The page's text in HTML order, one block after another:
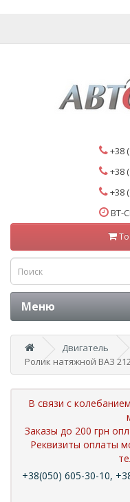
+38
+38
+38
ВТ-
Меню
Двигатель
Ролик натяжной ВАЗ
В связи с
Заказы до 200 грн
Реквизиты оплаты
+38(050) 605-30-10,